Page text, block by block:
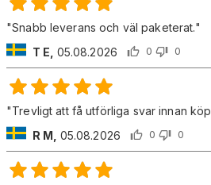
"Snabb leverans och väl paketerat."
T E 05.08.2026 0 0
"Trevligt att få utförliga svar innan köp
R M 05.08.2026 0 0